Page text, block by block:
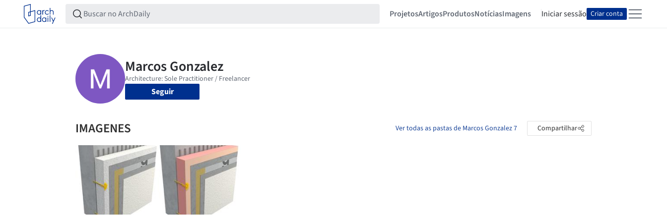
ProjetosArtigosProdutosNotíciasImagens Iniciar sessão Criar conta
Seguir
IMAGENES Ver todas as pastas de Marcos Gonzalez 7 Compartilhar